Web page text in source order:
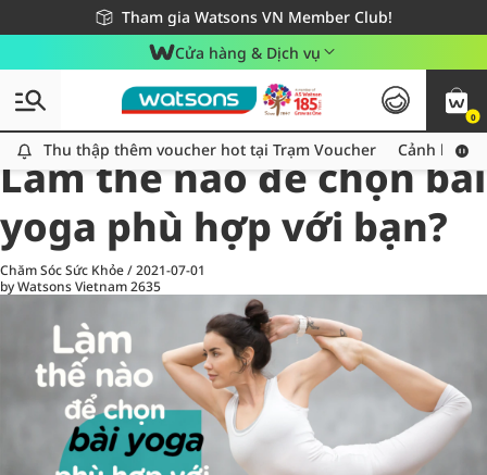
Tham gia Watsons VN Member Club!
Miễn phí giao hàng cho đơn hàng từ 249,000Đ
Giao hàng nhanh 24h - Áp dụng khu vực TP. Hồ Chí Minh
Cửa hàng & Dịch vụ
0
Thu thập thêm voucher hot tại Trạm Voucher
Thu thập thêm voucher hot tại Trạm Voucher Cảnh báo
All
Chăm Sóc Cá Nhân
Làm thế nào để chọn bài
yoga phù hợp với bạn?
Chăm Sóc Sức Khỏe/2021-07-01
by Watsons Vietnam2635